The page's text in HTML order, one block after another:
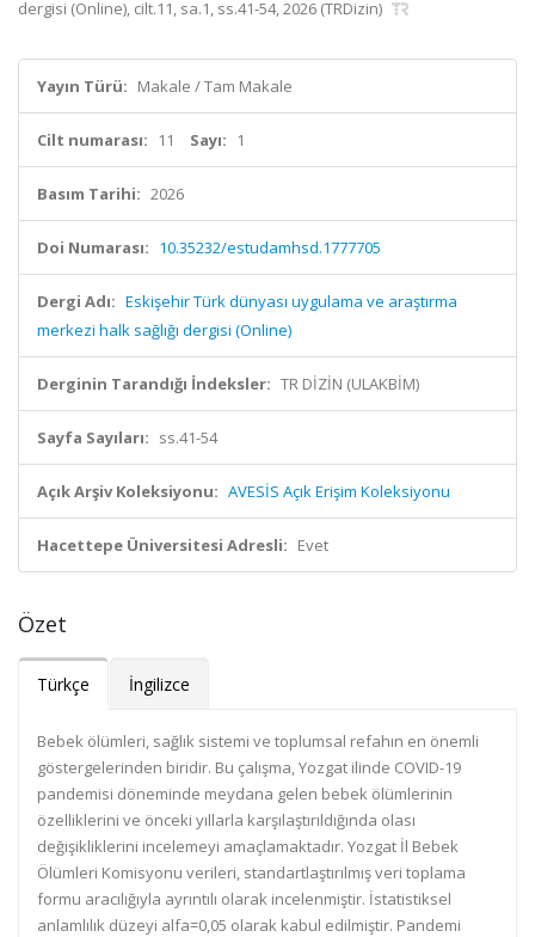
dergisi (Online), cilt.11, sa.1, ss.41-54, 2026 (TRDizin)
Yayın Türü: Makale / Tam Makale
Cilt numarası: 11 Sayı: 1
Basım Tarihi: 2026
Doi Numarası: 10.35232/estudamhsd.1777705
Dergi Adı: Eskişehir Türk dünyası uygulama ve araştırma
merkezi halk sağlığı dergisi (Online)
Derginin Tarandığı İndeksler: TR DİZİN (ULAKBİM)
Sayfa Sayıları: ss.41-54
Açık Arşiv Koleksiyonu: AVESİS Açık Erişim Koleksiyonu
Hacettepe Üniversitesi Adresli: Evet
Özet
Türkçe İngilizce
Bebek ölümleri, sağlık sistemi ve toplumsal refahın en önemli
göstergelerinden biridir. Bu çalışma, Yozgat ilinde COVID-19
pandemisi döneminde meydana gelen bebek ölümlerinin
özelliklerini ve önceki yıllarla karşılaştırıldığında olası
değişikliklerini incelemeyi amaçlamaktadır. Yozgat İl Bebek
Ölümleri Komisyonu verileri, standartlaştırılmış veri toplama
formu aracılığıyla ayrıntılı olarak incelenmiştir. İstatistiksel
anlamlılık düzeyi alfa=0,05 olarak kabul edilmiştir. Pandemi